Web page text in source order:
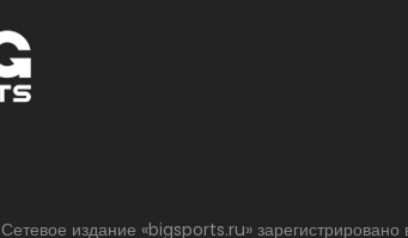
Сетевое издание «bigsports.ru»